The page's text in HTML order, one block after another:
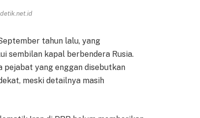
tahun lalu, yang
sembilan kapal berbendera Rusia.
pejabat yang enggan disebutkan
meski detailnya masih